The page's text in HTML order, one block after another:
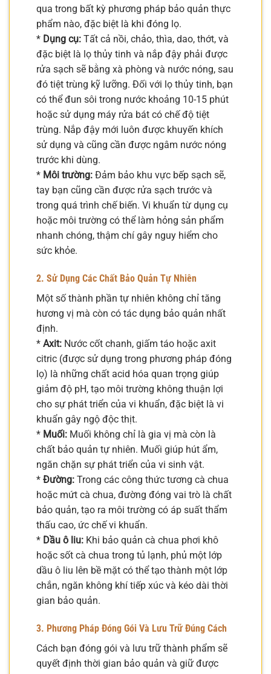
qua trong bất kỳ phương pháp bảo quản thực
phẩm nào, đặc biệt là khi đóng lọ.
* Dụng cụ: Tất cả nồi, chảo, thìa, dao, thớt, và
đặc biệt là lọ thủy tinh và nắp đậy phải được
rửa sạch sẽ bằng xà phòng và nước nóng, sau
đó tiệt trùng kỹ lưỡng. Đối với lọ thủy tinh, bạn
có thể đun sôi trong nước khoảng 10-15 phút
hoặc sử dụng máy rửa bát có chế độ tiệt
trùng. Nắp đậy mới luôn được khuyến khích
sử dụng và cũng cần được ngâm nước nóng
trước khi dùng.
* Môi trường: Đảm bảo khu vực bếp sạch sẽ,
tay bạn cũng cần được rửa sạch trước và
trong quá trình chế biến. Vi khuẩn từ dụng cụ
hoặc môi trường có thể làm hỏng sản phẩm
nhanh chóng, thậm chí gây nguy hiểm cho
sức khỏe.
2. Sử Dụng Các Chất Bảo Quản Tự Nhiên
Một số thành phần tự nhiên không chỉ tăng
hương vị mà còn có tác dụng bảo quản nhất
định.
* Axit: Nước cốt chanh, giấm táo hoặc axit
citric (được sử dụng trong phương pháp đóng
lọ) là những chất acid hóa quan trọng giúp
giảm độ pH, tạo môi trường không thuận lợi
cho sự phát triển của vi khuẩn, đặc biệt là vi
khuẩn gây ngộ độc thịt.
* Muối: Muối không chỉ là gia vị mà còn là
chất bảo quản tự nhiên. Muối giúp hút ẩm,
ngăn chặn sự phát triển của vi sinh vật.
* Đường: Trong các công thức tương cà chua
hoặc mứt cà chua, đường đóng vai trò là chất
bảo quản, tạo ra môi trường có áp suất thẩm
thấu cao, ức chế vi khuẩn.
* Dầu ô liu: Khi bảo quản cà chua phơi khô
hoặc sốt cà chua trong tủ lạnh, phủ một lớp
dầu ô liu lên bề mặt có thể tạo thành một lớp
chắn, ngăn không khí tiếp xúc và kéo dài thời
gian bảo quản.
3. Phương Pháp Đóng Gói Và Lưu Trữ Đúng Cách
Cách bạn đóng gói và lưu trữ thành phẩm sẽ
quyết định thời gian bảo quản và giữ được